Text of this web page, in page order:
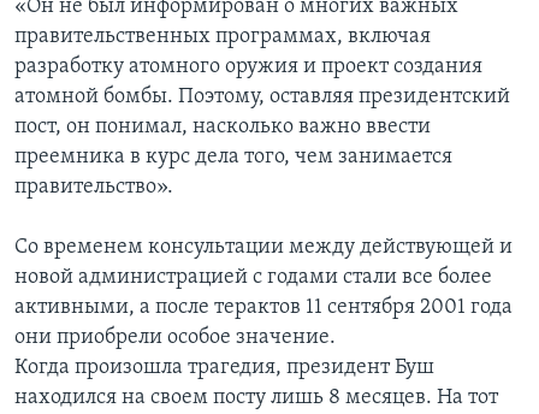
«Он не был информирован о многих важных
правительственных программах, включая
разработку атомного оружия и проект создания
атомной бомбы. Поэтому, оставляя президентский
пост, он понимал, насколько важно ввести
преемника в курс дела того, чем занимается
правительство».
Со временем консультации между действующей и
новой администрацией с годами стали все более
активными, а после терактов 11 сентября 2001 года
они приобрели особое значение.
Когда произошла трагедия, президент Буш
находился на своем посту лишь 8 месяцев. На тот